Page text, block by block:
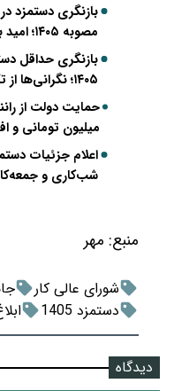
بازنگری دستمزد
مصوبه ۱۴۰۵؛ امید به کنترل تورم
بازنگری حداقل
۱۴۰۵؛ نگرانی‌ها از تکرار خلف
میلیون تومانی و افزایش ۶۰
شب‌کاری و
منبع: مهر
شورای عالی کار
دستمزد 1405
دیدگاه